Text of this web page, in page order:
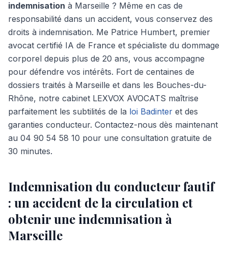
indemnisation à Marseille ? Même en cas de
responsabilité dans un accident, vous conservez des
droits à indemnisation. Me Patrice Humbert, premier
avocat certifié IA de France et spécialiste du dommage
corporel depuis plus de 20 ans, vous accompagne
pour défendre vos intérêts. Fort de centaines de
dossiers traités à Marseille et dans les Bouches-du-
Rhône, notre cabinet LEXVOX AVOCATS maîtrise
parfaitement les subtilités de la loi Badinter et des
garanties conducteur. Contactez-nous dès maintenant
au 04 90 54 58 10 pour une consultation gratuite de
30 minutes.
Indemnisation du conducteur fautif
: un accident de la circulation et
obtenir une indemnisation à
Marseille